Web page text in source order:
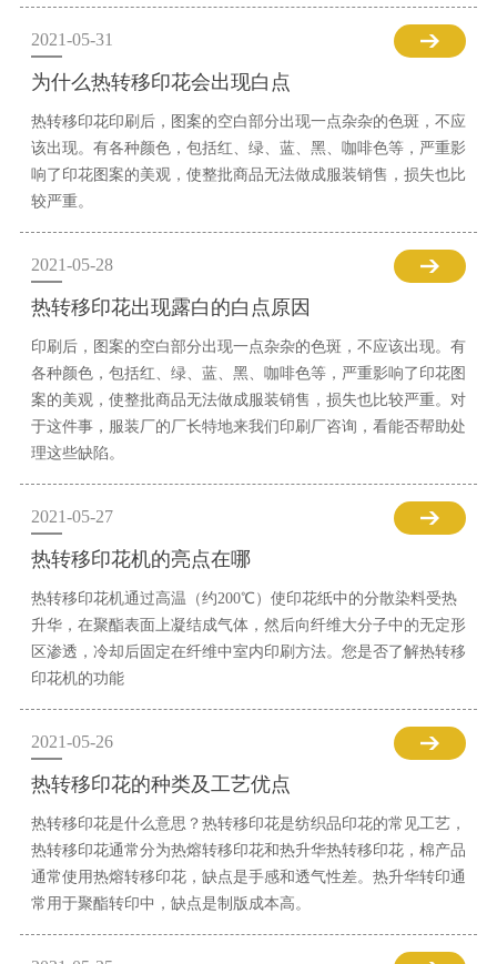
2021-05-31
为什么热转移印花会出现白点
热转移印花印刷后，图案的空白部分出现一点杂杂的色斑，不应
该出现。有各种颜色，包括红、绿、蓝、黑、咖啡色等，严重影
响了印花图案的美观，使整批商品无法做成服装销售，损失也比
较严重。
2021-05-28
热转移印花出现露白的白点原因
印刷后，图案的空白部分出现一点杂杂的色斑，不应该出现。有
各种颜色，包括红、绿、蓝、黑、咖啡色等，严重影响了印花图
案的美观，使整批商品无法做成服装销售，损失也比较严重。对
于这件事，服装厂的厂长特地来我们印刷厂咨询，看能否帮助处
理这些缺陷。
2021-05-27
热转移印花机的亮点在哪
热转移印花机通过高温（约200℃）使印花纸中的分散染料受热
升华，在聚酯表面上凝结成气体，然后向纤维大分子中的无定形
区渗透，冷却后固定在纤维中室内印刷方法。您是否了解热转移
印花机的功能
2021-05-26
热转移印花的种类及工艺优点
热转移印花是什么意思？热转移印花是纺织品印花的常见工艺，
热转移印花通常分为热熔转移印花和热升华热转移印花，棉产品
通常使用热熔转移印花，缺点是手感和透气性差。热升华转印通
常用于聚酯转印中，缺点是制版成本高。